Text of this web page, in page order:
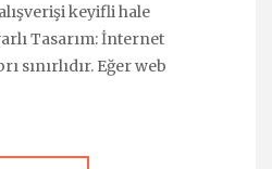
keyifli hale
Tasarım: İnternet
sınırlıdır. Eğer web